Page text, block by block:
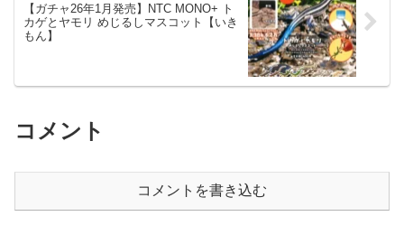
【ガチャ26年1月発売】NTC MONO+ ト
カゲとヤモリ めじるしマスコット【いき
もん】
コメント
コメントを書き込む